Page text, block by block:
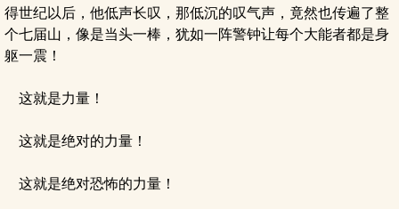
得世纪以后，他低声长叹，那低沉的叹气声，竟然也传遍了整
个七届山，像是当头一棒，犹如一阵警钟让每个大能者都是身
躯一震！
这就是力量！
这就是绝对的力量！
这就是绝对恐怖的力量！